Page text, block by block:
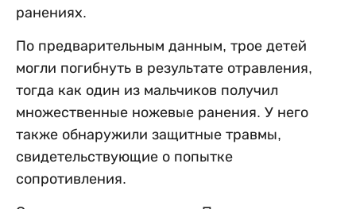
ранениях.
По предварительным данным, трое детей
могли погибнуть в результате отравления,
тогда как один из мальчиков получил
множественные ножевые ранения. У него
также обнаружили защитные травмы,
свидетельствующие о попытке
сопротивления.